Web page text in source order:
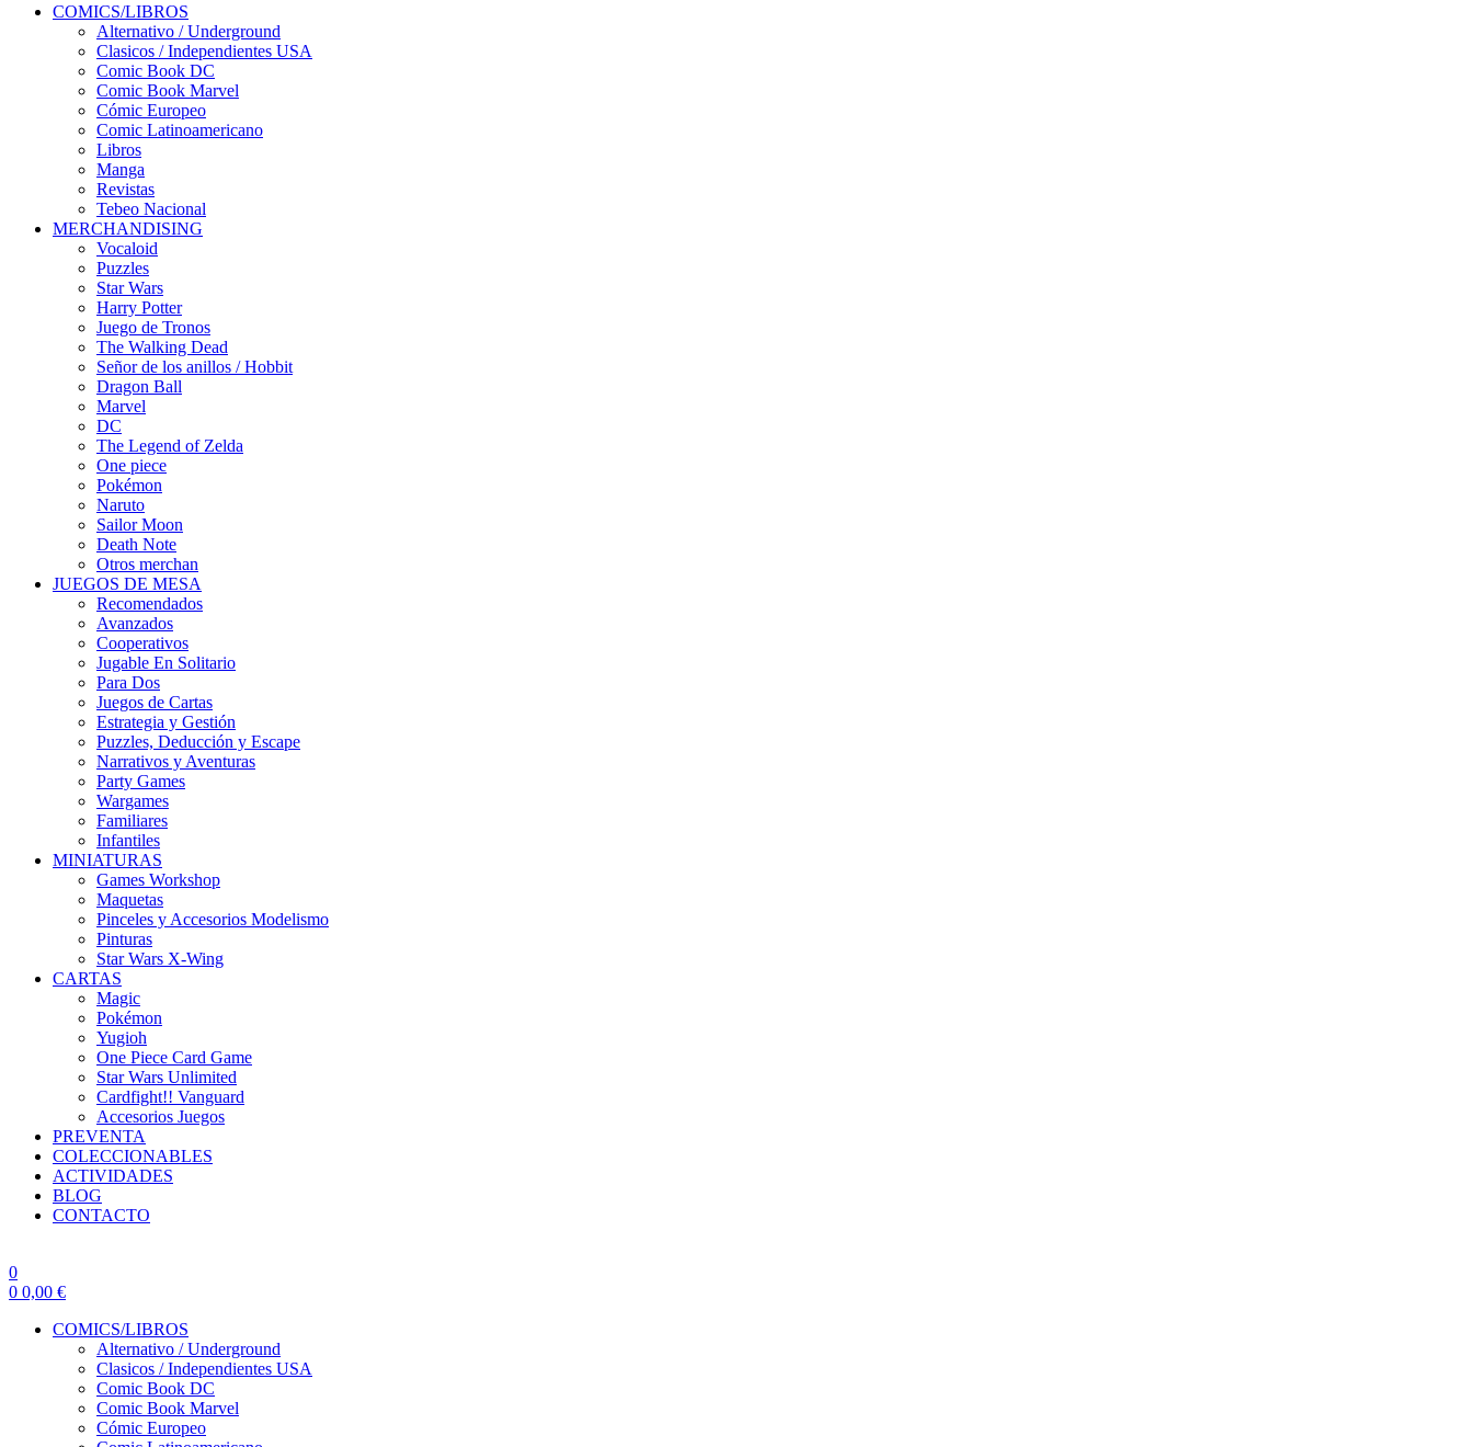
COMICS/LIBROS
Alternativo / Underground
Clasicos / Independientes USA
Comic Book DC
Comic Book Marvel
Cómic Europeo
Comic Latinoamericano
Libros
Manga
Revistas
Tebeo Nacional
MERCHANDISING
Vocaloid
Puzzles
Star Wars
Harry Potter
Juego de Tronos
The Walking Dead
Señor de los anillos / Hobbit
Dragon Ball
Marvel
DC
The Legend of Zelda
One piece
Pokémon
Naruto
Sailor Moon
Death Note
Otros merchan
JUEGOS DE MESA
Recomendados
Avanzados
Cooperativos
Jugable En Solitario
Para Dos
Juegos de Cartas
Estrategia y Gestión
Puzzles, Deducción y Escape
Narrativos y Aventuras
Party Games
Wargames
Familiares
Infantiles
MINIATURAS
Games Workshop
Maquetas
Pinceles y Accesorios Modelismo
Pinturas
Star Wars X-Wing
CARTAS
Magic
Pokémon
Yugioh
One Piece Card Game
Star Wars Unlimited
Cardfight!! Vanguard
Accesorios Juegos
PREVENTA
COLECCIONABLES
ACTIVIDADES
BLOG
CONTACTO
0
0 0,00 €
COMICS/LIBROS
Alternativo / Underground
Clasicos / Independientes USA
Comic Book DC
Comic Book Marvel
Cómic Europeo